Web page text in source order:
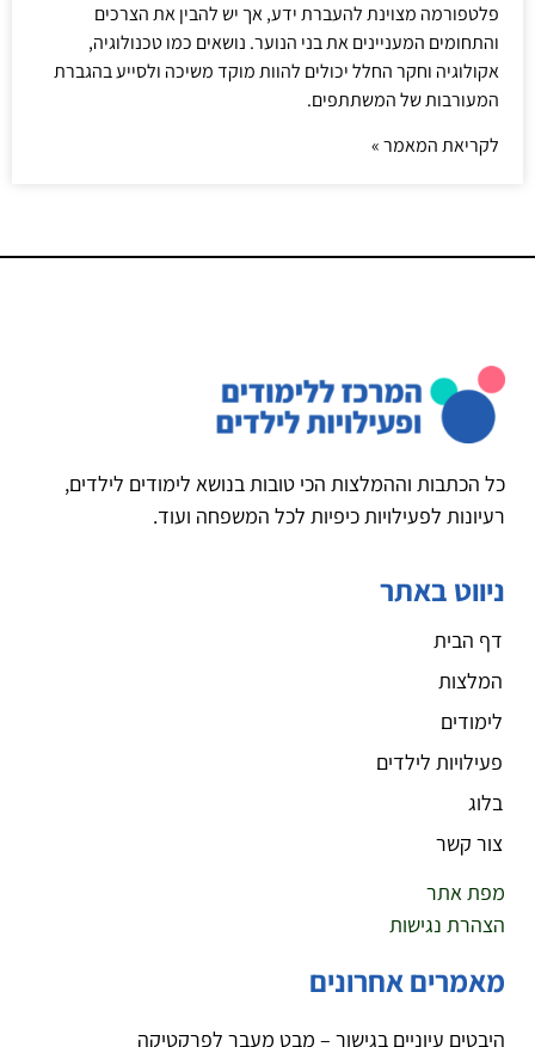
פלטפורמה מצוינת להעברת ידע, אך יש להבין את הצרכים
והתחומים המעניינים את בני הנוער. נושאים כמו טכנולוגיה,
אקולוגיה וחקר החלל יכולים להוות מוקד משיכה ולסייע בהגברת
המעורבות של המשתתפים.
לקריאת המאמר »
כל הכתבות וההמלצות הכי טובות בנושא לימודים לילדים,
רעיונות לפעילויות כיפיות לכל המשפחה ועוד.
ניווט באתר
דף הבית
המלצות
לימודים
פעילויות לילדים
בלוג
צור קשר
מפת אתר
הצהרת נגישות
מאמרים אחרונים
היבטים עיוניים בגישור – מבט מעבר לפרקטיקה